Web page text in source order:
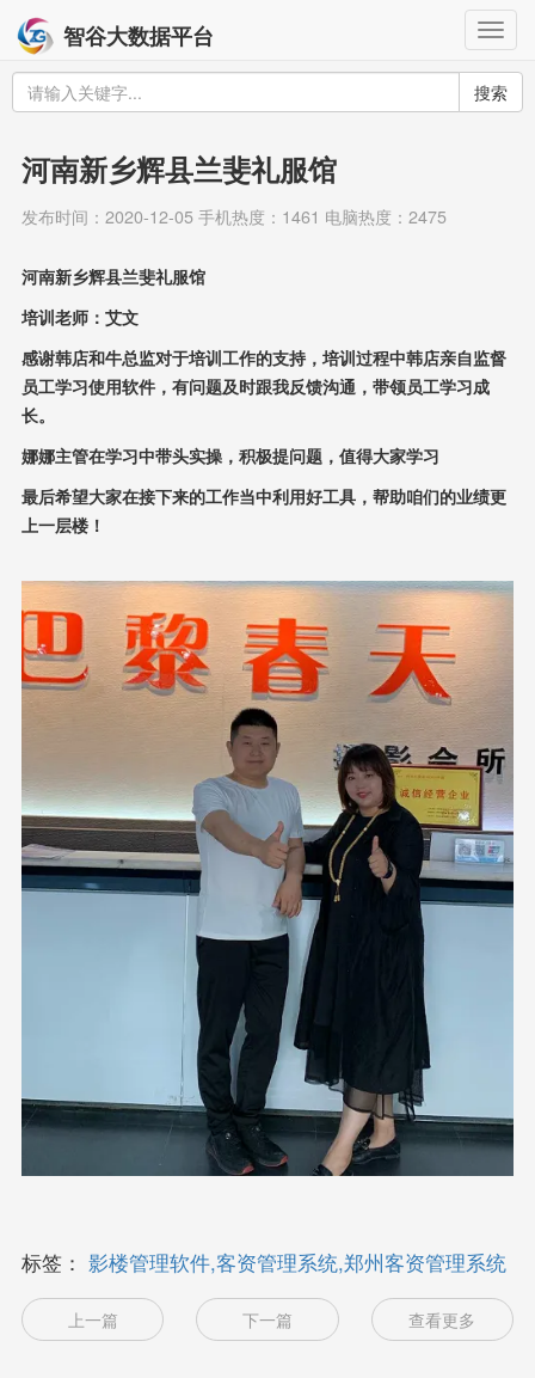
智谷大数据平台
搜索
河南新乡辉县兰斐礼服馆
发布时间：2020-12-05 手机热度：1461 电脑热度：2475
河南新乡辉县兰斐礼服馆
培训老师：艾文
感谢韩店和牛总监对于培训工作的支持，培训过程中韩店亲自监督
员工学习使用软件，有问题及时跟我反馈沟通，带领员工学习成
长。
娜娜主管在学习中带头实操，积极提问题，值得大家学习
最后希望大家在接下来的工作当中利用好工具，帮助咱们的业绩更
上一层楼！
标签： 影楼管理软件,客资管理系统,郑州客资管理系统
上一篇 下一篇 查看更多